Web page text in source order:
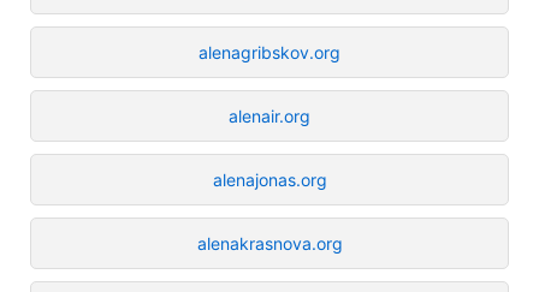
alenagribskov.org
alenair.org
alenajonas.org
alenakrasnova.org